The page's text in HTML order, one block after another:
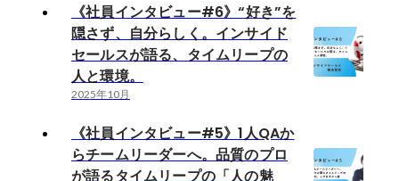
《社員インタビュー#6》“好き”を
隠さず、自分らしく。インサイド
セールスが語る、タイムリープの
人と環境。
2025年10月
《社員インタビュー#5》1人QAか
らチームリーダーへ。品質のプロ
が語るタイムリープの「人の魅